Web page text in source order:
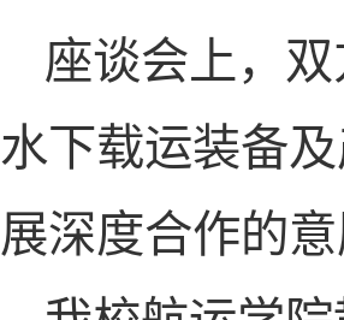
座谈会上，
水下载运装备
展深度合作的意